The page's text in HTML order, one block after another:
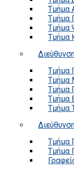
Τμήμα
Τμήμα
Τμήμα
Τμήμα
Τμήμα
Τμήμα
Τμήμα
Τμήμα
Τμήμα
Τμήμα
Τμήμα